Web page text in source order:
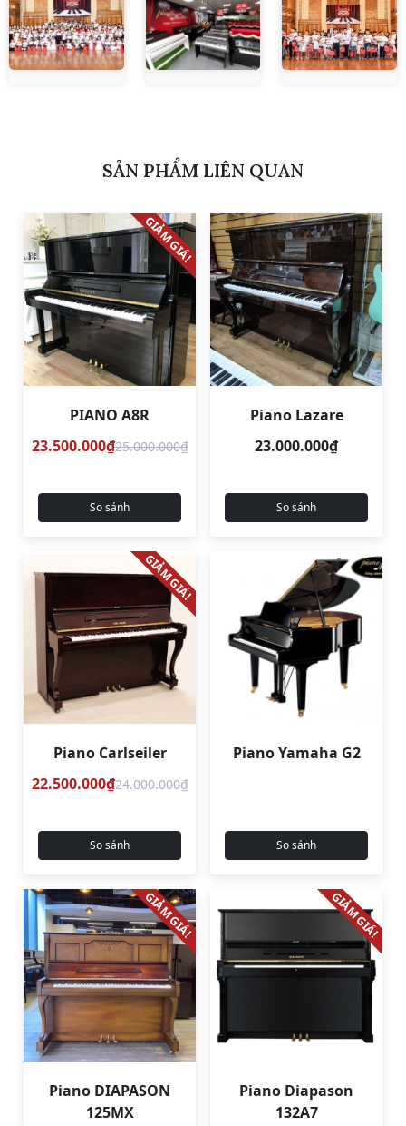
SẢN PHẨM LIÊN QUAN
GIẢM GIÁ!
PIANO A8R
23.500.000₫25.000.000₫
So sánh
Piano Lazare
23.000.000₫
So sánh
GIẢM GIÁ!
Piano Carlseiler
22.500.000₫24.000.000₫
So sánh
Piano Yamaha G2
So sánh
GIẢM GIÁ!
Piano DIAPASON
125MX
GIẢM GIÁ!
Piano Diapason
132A7